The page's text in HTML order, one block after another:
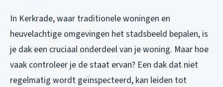
In Kerkrade, waar traditionele woningen en
heuvelachtige omgevingen het stadsbeeld bepalen, is
je dak een cruciaal onderdeel van je woning. Maar hoe
vaak controleer je de staat ervan? Een dak dat niet
regelmatig wordt geïnspecteerd, kan leiden tot